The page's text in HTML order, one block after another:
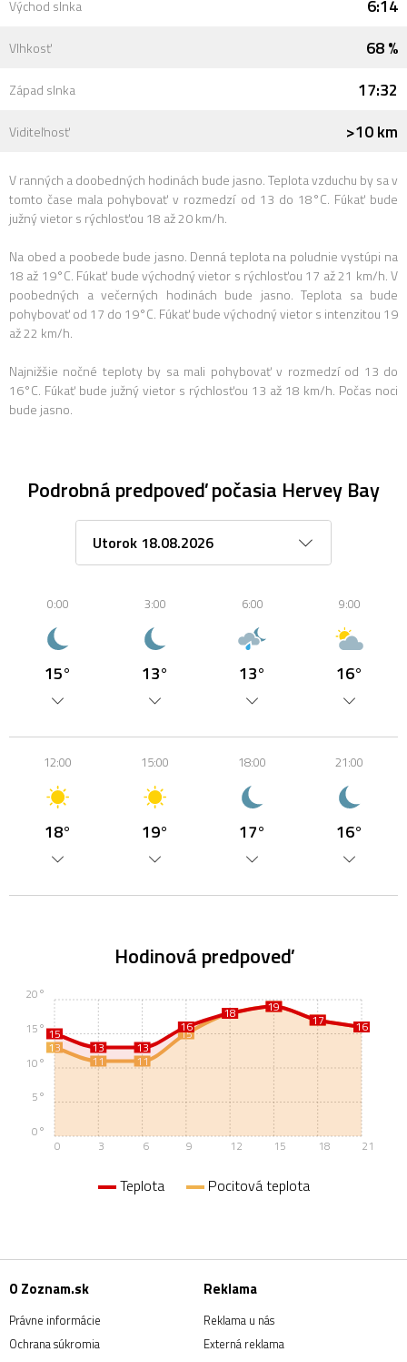
Východ slnka 6:14
Vlhkosť 68 %
Západ slnka 17:32
Viditeľnosť >10 km
V ranných a doobedných hodinách bude jasno. Teplota vzduchu by sa v
tomto čase mala pohybovať v rozmedzí od 13 do 18°C. Fúkať bude
južný vietor s rýchlosťou 18 až 20 km/h.
Na obed a poobede bude jasno. Denná teplota na poludnie vystúpi na
18 až 19°C. Fúkať bude východný vietor s rýchlosťou 17 až 21 km/h. V
poobedných a večerných hodinách bude jasno. Teplota sa bude
pohybovať od 17 do 19°C. Fúkať bude východný vietor s intenzitou 19
až 22 km/h.
Najnižšie nočné teploty by sa mali pohybovať v rozmedzí od 13 do
16°C. Fúkať bude južný vietor s rýchlosťou 13 až 18 km/h. Počas noci
bude jasno.
Podrobná predpoveď počasia Hervey Bay
0:00
15°
3:00
13°
6:00
13°
9:00
16°
12:00
18°
15:00
19°
18:00
17°
21:00
16°
Hodinová predpoveď
13
11 11
15
18 19
17 16
15
13 13
16
18 19
17 16
0 3 6 9 12 15 18 21
0°
5°
10°
15°
20°
Teplota Pocitová teplota
O Zoznam.sk
Právne informácie
Ochrana súkromia
Reklama
Reklama u nás
Externá reklama